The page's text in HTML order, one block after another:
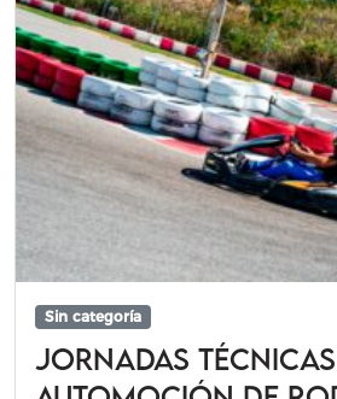
Sin categoría
Jornadas